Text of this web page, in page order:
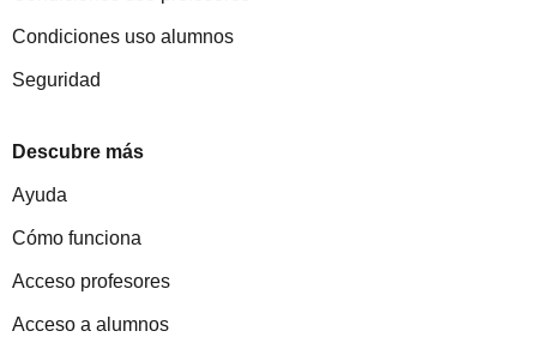
Condiciones uso alumnos
Seguridad
Descubre más
Ayuda
Cómo funciona
Acceso profesores
Acceso a alumnos